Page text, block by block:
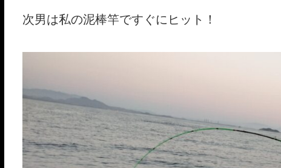
次男は私の泥棒竿ですぐにヒット！